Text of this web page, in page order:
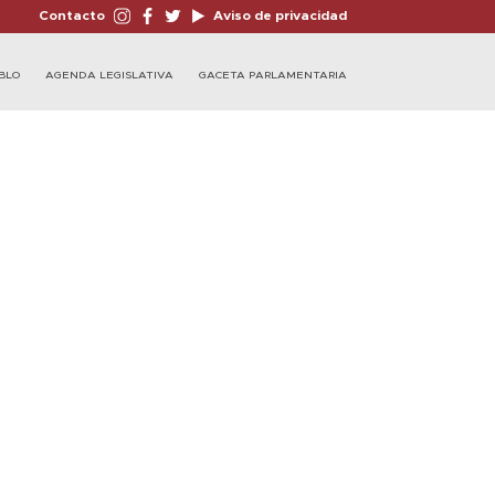
Contacto Aviso de privacidad
AGENDA LEGISLATIVA GACETA PARLAMENTARIA